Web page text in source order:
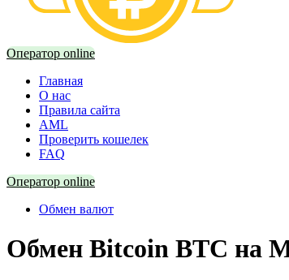
Оператор online
Главная
О нас
Правила сайта
AML
Проверить кошелек
FAQ
Оператор online
Обмен валют
Обмен Bitcoin BTC на